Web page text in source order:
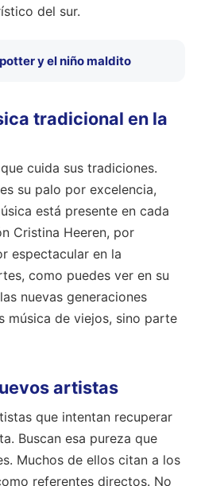
cuida sus tradiciones.
su palo por excelencia,
está presente en cada
Cristina Heeren, por
espectacular en la
como puedes ver en su
nuevas generaciones
de viejos, sino parte
que intentan recuperar
Buscan esa pureza que
Muchos de ellos citan a los
referentes directos. No
heredar su forma de